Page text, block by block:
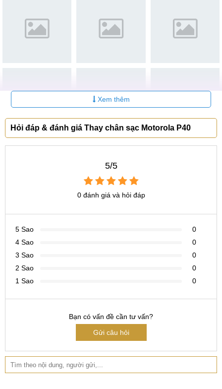
Xem thêm
Hỏi đáp & đánh giá Thay chân sạc Motorola P40
5/5
0 đánh giá và hỏi đáp
5 Sao
0
4 Sao
0
3 Sao
0
2 Sao
0
1 Sao
0
Bạn có vấn đề cần tư vấn?
Gửi câu hỏi